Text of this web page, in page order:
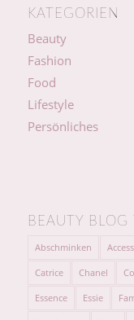
KATEGORIEN
Beauty
Fashion
Food
Lifestyle
Persönliches
BEAUTY BLOG
Abschminken
Catrice Chanel
Essence Essie